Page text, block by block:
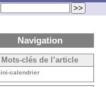
Navigation
Mots-clés de l’article
calendrier